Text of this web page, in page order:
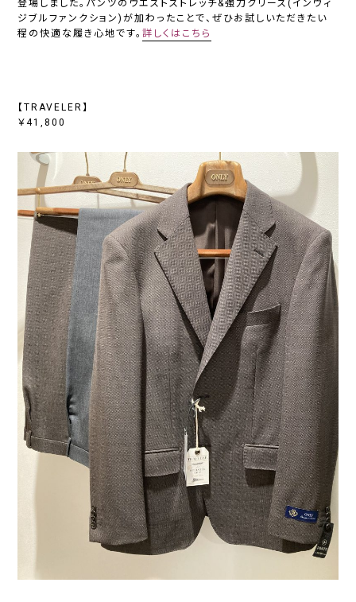
登場しました。パンツのウエストストレッチ&強力クリース(インヴィ
ジブルファンクション)が加わったことで、ぜひお試しいただきたい
程の快適な履き心地です。詳しくはこちら
【TRAVELER】
￥41,800